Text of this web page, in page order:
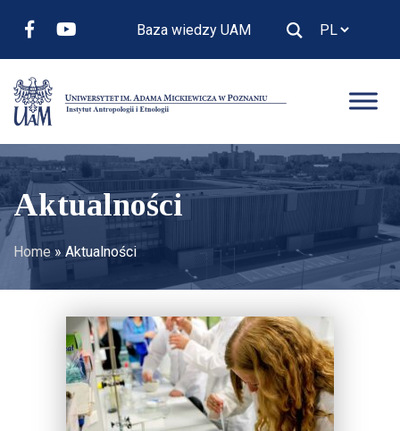
Baza wiedzy UAM
Aktualności
Home » Aktualności